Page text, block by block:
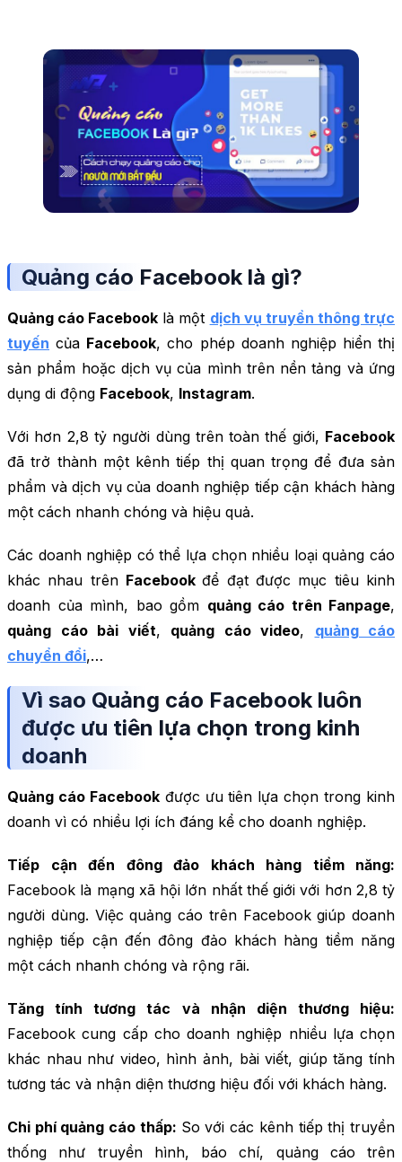
Quảng cáo Facebook là gì?
Quảng cáo Facebook là một dịch vụ truyền thông trực
tuyến của Facebook, cho phép doanh nghiệp hiển thị
sản phẩm hoặc dịch vụ của mình trên nền tảng và ứng
dụng di động Facebook, Instagram.
Với hơn 2,8 tỷ người dùng trên toàn thế giới, Facebook
đã trở thành một kênh tiếp thị quan trọng để đưa sản
phẩm và dịch vụ của doanh nghiệp tiếp cận khách hàng
một cách nhanh chóng và hiệu quả.
Các doanh nghiệp có thể lựa chọn nhiều loại quảng cáo
khác nhau trên Facebookđể đạt được mục tiêu kinh
doanh của mình, bao gồm quảng cáo trên Fanpage,
quảng cáo bài viết, quảng cáo video, quảng cáo
chuyển đổi,…
Vì sao Quảng cáo Facebook luôn
được ưu tiên lựa chọn trong kinh
doanh
Quảng cáo Facebookđược ưu tiên lựa chọn trong kinh
doanh vì có nhiều lợi ích đáng kể cho doanh nghiệp.
Tiếp cận đến đông đảo khách hàng tiềm năng:
Facebook là mạng xã hội lớn nhất thế giới với hơn 2,8 tỷ
người dùng. Việc quảng cáo trên Facebook giúp doanh
nghiệp tiếp cận đến đông đảo khách hàng tiềm năng
một cách nhanh chóng và rộng rãi.
Tăng tính tương tác và nhận diện thương hiệu:
Facebook cung cấp cho doanh nghiệp nhiều lựa chọn
khác nhau như video, hình ảnh, bài viết, giúp tăng tính
tương tác và nhận diện thương hiệu đối với khách hàng.
Chi phí quảng cáo thấp: So với các kênh tiếp thị truyền
thống như truyền hình, báo chí, quảng cáo trên